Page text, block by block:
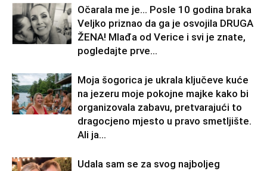
Očarala me je… Posle 10 godina braka
Veljko priznao da ga je osvojila DRUGA
ŽENA! Mlađa od Verice i svi je znate,
pogledajte prve...
Moja šogorica je ukrala ključeve kuće
na jezeru moje pokojne majke kako bi
organizovala zabavu, pretvarajući to
dragocjeno mjesto u pravo smetljište.
Ali ja...
Udala sam se za svog najboljeg